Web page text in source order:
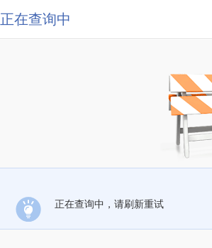
正在查询中
正在查询中，请刷新重试